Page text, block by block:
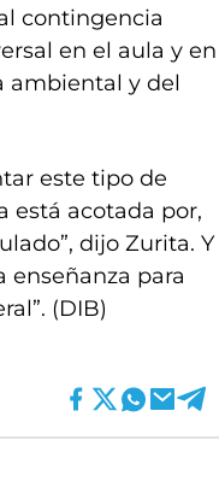
contingencia
en el aula y en
ambiental y del
este tipo de
está acotada por,
dijo Zurita. Y
enseñanza para
(DIB)